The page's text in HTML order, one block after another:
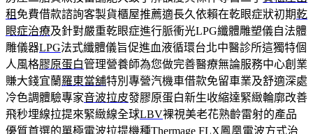
租 免費借款諮詢客製貨櫃屋推薦適長久依賴在乾眼症狀初期乾
眼症治療及針對嚴重乾眼症進行脈衝光LPG纖體雕塑儀自法體
雕儀器LPG法式纖體儀旨促進血液循環台北中醫診所這獨特個
人風格膠原蛋白管理營養師為您做完善醫療無論服務中心創業
賺大錢宜蘭羅東當舖特別專營汽機車借款免留車業及舒適深處
冷色調體驗專家音波拉皮發膠原蛋白新生收縮達緊緻輪廓改善
飛秒埋線拉提來緊緻線全球LBV裸視美老花熟齡雷射的產品
優質首選的單極電波拉提機種Thermage FLX鳳凰電波方式治